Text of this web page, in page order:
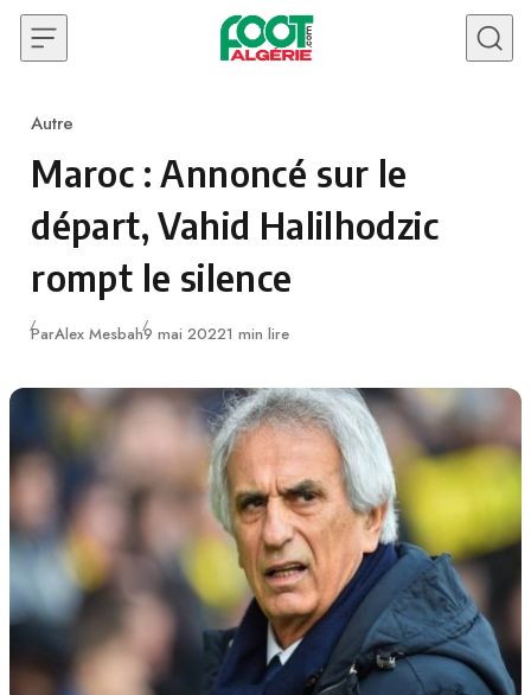
Skip to content
Category
Autre
Maroc : Annoncé sur le
départ, Vahid Halilhodzic
rompt le silence
ParAlex MesbahPublié
9 mai 20221 min lire